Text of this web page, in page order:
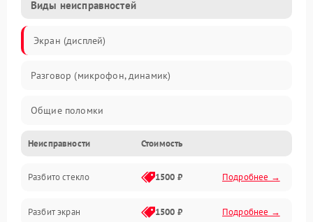
Виды неисправностей
Экран (дисплей)
Разговор (микрофон, динамик)
Общие поломки
Проблемы связи
Камеры
Проблемы с дисплеем и сенсором
Неисправности Стоимость
Разбито стекло 1500 ₽ Подробнее →
Разбит экран 1500 ₽ Подробнее →